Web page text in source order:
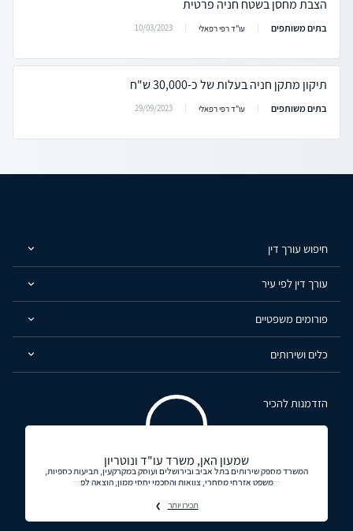
הצבת מחסן בשטח חניה פרטית
בתים משותפים עו"ד רפי רפאלי 10/03/2023
תיקון מתקן חניה בעלות של כ-30,000 ש"ח
בתים משותפים עו"ד רפי רפאלי 29/09/2023
חיפוש עורך דין
עורך דין לפי עיר
פורומים משפטיים
כלים ושירותים
הזדמנות להכיר
שמעון האן, משרד עו"ד ונוטריון
המשרד מספק שירותים בתל אביב ובירושלים ועוסק במקרקעין, תביעות כספיות,
משפט אזרחי מסחרי, צוואות והסכמי יחסי ממון, הוצאה לפ
תכירו יותר